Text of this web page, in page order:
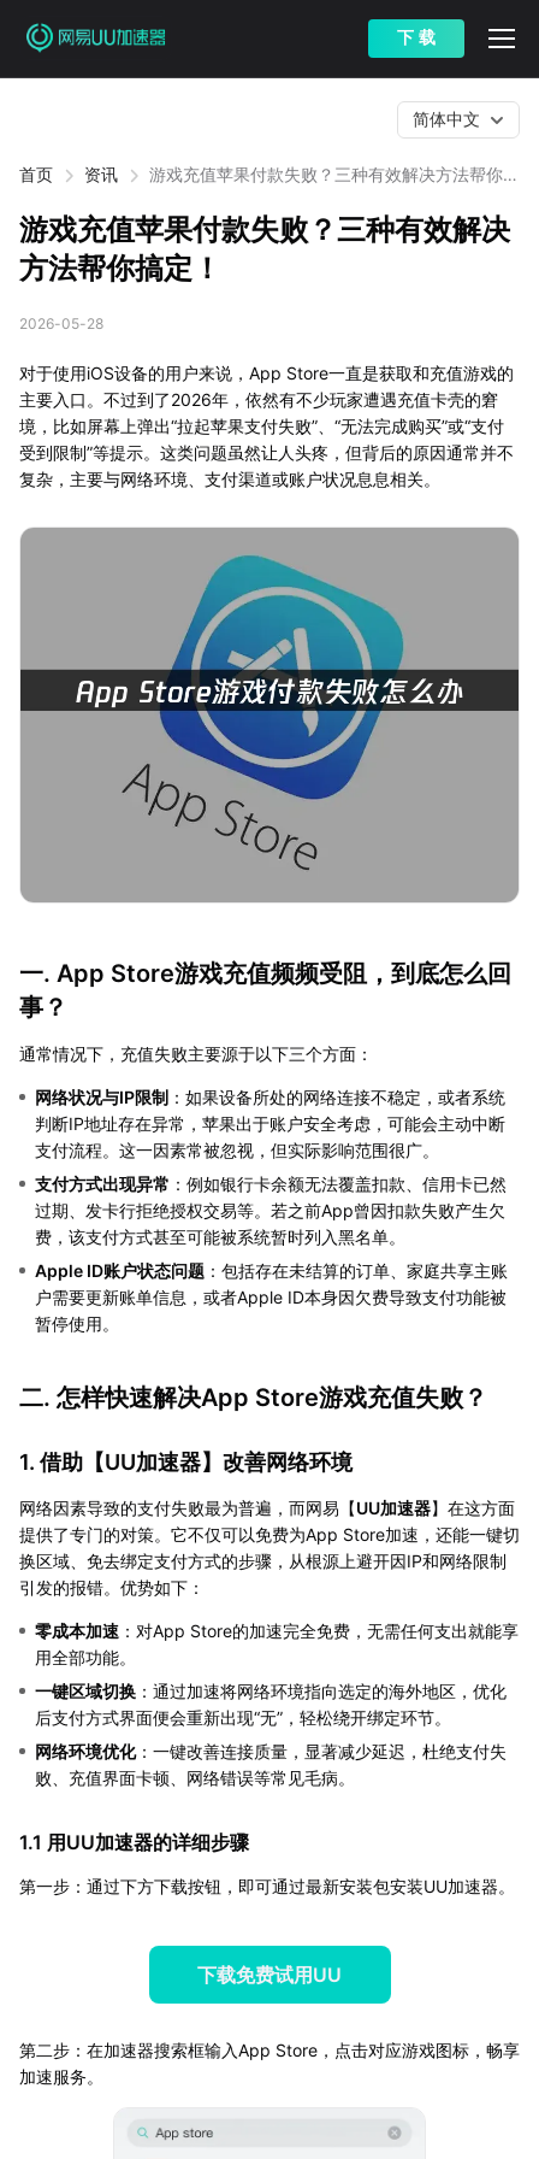
下 载
首页 资讯
游戏充值苹果付款失败？三种有效解决方法帮你搞
简体中文
游戏充值苹果付款失败？三种有效解决
方法帮你搞定！
2026-05-28
对于使用iOS设备的用户来说，App Store一直是获取和充值游戏的
主要入口。不过到了2026年，依然有不少玩家遭遇充值卡壳的窘
境，比如屏幕上弹出“拉起苹果支付失败”、“无法完成购买”或“支付
受到限制”等提示。这类问题虽然让人头疼，但背后的原因通常并不
复杂，主要与网络环境、支付渠道或账户状况息息相关。
一. App Store游戏充值频频受阻，到底怎么回
事？
通常情况下，充值失败主要源于以下三个方面：
网络状况与IP限制 ：如果设备所处的网络连接不稳定，或者系统
判断IP地址存在异常，苹果出于账户安全考虑，可能会主动中断
支付流程。这一因素常被忽视，但实际影响范围很广。
支付方式出现异常 ：例如银行卡余额无法覆盖扣款、信用卡已然
过期、发卡行拒绝授权交易等。若之前App曾因扣款失败产生欠
费，该支付方式甚至可能被系统暂时列入黑名单。
Apple ID账户状态问题 ：包括存在未结算的订单、家庭共享主账
户需要更新账单信息，或者Apple ID本身因欠费导致支付功能被
暂停使用。
二. 怎样快速解决App Store游戏充值失败？
1. 借助【UU加速器】改善网络环境
网络因素导致的支付失败最为普遍，而网易【UU加速器】在这方面
提供了专门的对策。它不仅可以免费为App Store加速，还能一键切
换区域、免去绑定支付方式的步骤，从根源上避开因IP和网络限制
引发的报错。优势如下：
零成本加速 ：对App Store的加速完全免费，无需任何支出就能享
用全部功能。
一键区域切换 ：通过加速将网络环境指向选定的海外地区，优化
后支付方式界面便会重新出现“无”，轻松绕开绑定环节。
网络环境优化：一键改善连接质量，显著减少延迟，杜绝支付失
败、充值界面卡顿、网络错误等常见毛病。
1.1 用UU加速器的详细步骤
第一步：通过下方下载按钮，即可通过最新安装包安装UU加速器。
下载免费试用UU
第二步：在加速器搜索框输入App Store，点击对应游戏图标，畅享
加速服务。